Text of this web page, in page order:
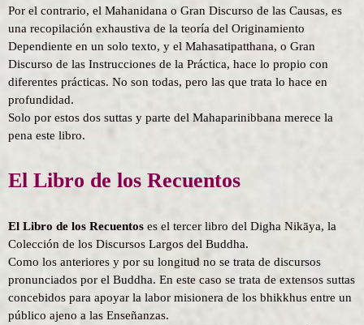
Por el contrario, el Mahanidana o Gran Discurso de las Causas, es
una recopilación exhaustiva de la teoría del Originamiento
Dependiente en un solo texto, y el Mahasatipatthana, o Gran
Discurso de las Instrucciones de la Práctica, hace lo propio con
diferentes prácticas. No son todas, pero las que trata lo hace en
profundidad.
Solo por estos dos suttas y parte del Mahaparinibbana merece la
pena este libro.
El Libro de los Recuentos
El Libro de los Recuentos es el tercer libro del Digha Nikāya, la
Colección de los Discursos Largos del Buddha.
Como los anteriores y por su longitud no se trata de discursos
pronunciados por el Buddha. En este caso se trata de extensos suttas
concebidos para apoyar la labor misionera de los bhikkhus entre un
público ajeno a las Enseñanzas.